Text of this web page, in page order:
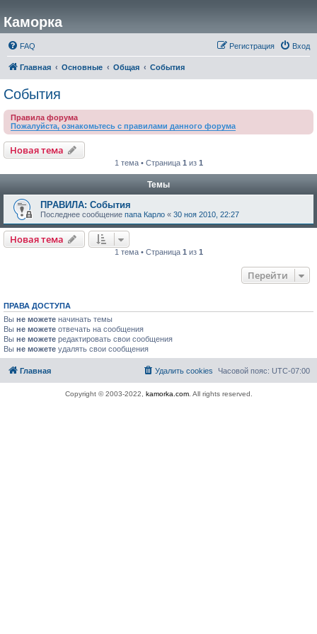
Каморка
FAQ Вход
Регистрация
Главная Основные Общая События
События
Правила форума
Пожалуйста, ознакомьтесь с правилами данного форума
Новая тема
1 тема • Страница 1 из 1
Темы
ПРАВИЛА: События
Последнее сообщение папа Карло « 30 ноя 2010, 22:27
Новая тема
1 тема • Страница 1 из 1
Перейти
ПРАВА ДОСТУПА
Вы не можете начинать темы
Вы не можете отвечать на сообщения
Вы не можете редактировать свои сообщения
Вы не можете удалять свои сообщения
Главная Часовой пояс: UTC-07:00
Удалить cookies
Copyright © 2003-2022, kamorka.com. All rights reserved.